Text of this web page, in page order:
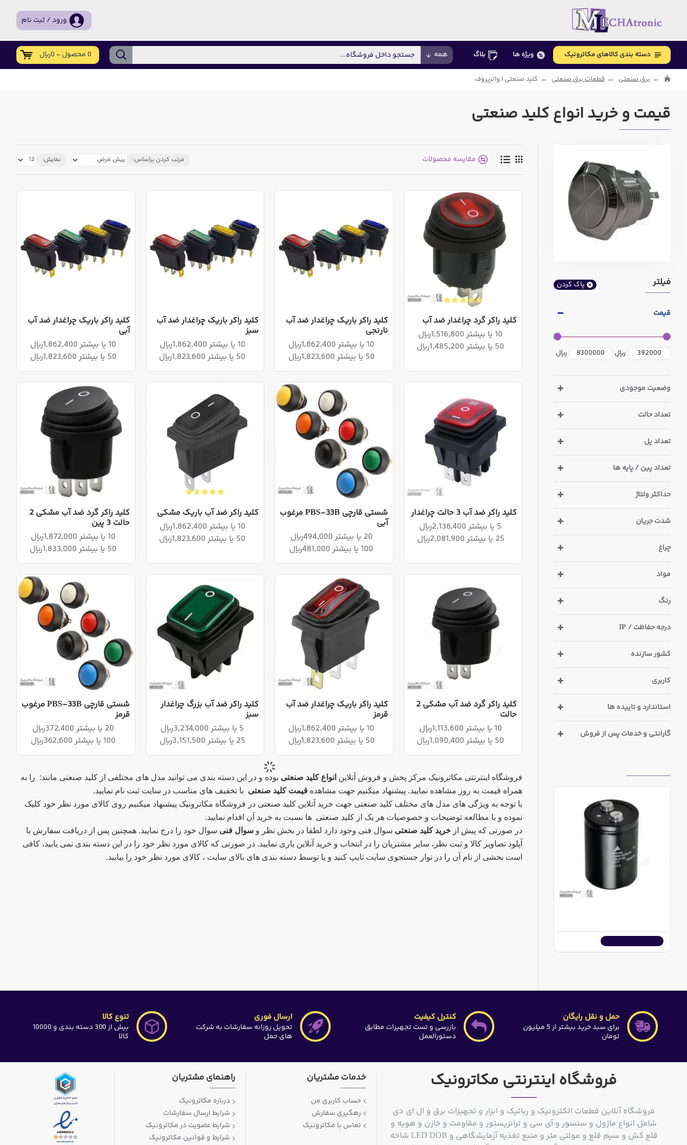
ورود / ثبت نام
دسته بندی کالاهای مکاترونیک ویژه ها بلاگ همه 0 محصول - 0ریال
برق صنعتی قطعات برق صنعتی کلید صنعتی | واترپروف
قیمت و خرید انواع کلید صنعتی
فیلتر پاک کردن
قیمت
ریال ریال
شدت جریان
تعداد پل
تعداد حالت
تعداد پین / پایه ها
حداکثر ولتاژ
استاندارد و تاییده ها
درجه حفاظت / IP
رنگ
مواد
چراغ
کاربری
گارانتی و خدمات پس از فروش
کشور سازنده
وضعیت موجودی
فروشگاه اینترنتی مکاترونیک مرکز پخش و فروش آنلاین انواع کلید صنعتی بوده و در این دسته بندی می توانید مدل های مختلفی از کلید صنعتی مانند: را به
همراه قیمت به روز مشاهده نمایید. پیشنهاد میکنیم جهت مشاهده قیمت کلید صنعتی با تخفیف های مناسب در سایت ثبت نام نمایید.
با توجه به ویژگی های مدل های مختلف کلید صنعتی جهت خرید آنلاین کلید صنعتی در فروشگاه مکاترونیک پیشنهاد میکنیم روی کالای مورد نظر خود کلیک
نموده و با مطالعه توضیحات و خصوصیات هر یک از کلید صنعتی ها نسبت به خرید آن اقدام نمایید.
در صورتی که پیش از خرید کلید صنعتی سوال فنی وجود دارد لطفا در بخش نظر و سوال فنی سوال خود را درج نمایید. همچنین پس از دریافت سفارش با
آپلود تصاویر کالا و ثبت نظر، سایر مشتریان را در انتخاب و خرید آنلاین یاری نمایید. در صورتی که کالای مورد نظر خود را در این دسته بندی نمی یابید، کافی
است بخشی از نام آن را در نوار جستجوی سایت تایپ کنید و یا توسط دسته بندی های بالای سایت ، کالای مورد نظر خود را بیابید.
مقایسه محصولات مرتب کردن براساس: نمایش:
کلید راکر گرد چراغدار ضد آب
10 یا بیشتر 1,516,800ریال
50 یا بیشتر 1,485,200ریال
کلید راکر باریک چراغدار ضد آب
نارنجی
10 یا بیشتر 1,862,400ریال
50 یا بیشتر 1,823,600ریال
کلید راکر باریک چراغدار ضد آب
سبز
10 یا بیشتر 1,862,400ریال
50 یا بیشتر 1,823,600ریال
کلید راکر باریک چراغدار ضد آب
آبی
10 یا بیشتر 1,862,400ریال
50 یا بیشتر 1,823,600ریال
کلید راکر ضد آب 3 حالت چراغدار
5 یا بیشتر 2,136,400ریال
25 یا بیشتر 2,081,900ریال
شستی قارچی PBS-33B مرغوب
آبی
20 یا بیشتر 494,000ریال
100 یا بیشتر 481,000ریال
کلید راکر ضد آب باریک مشکی
10 یا بیشتر 1,862,400ریال
50 یا بیشتر 1,823,600ریال
کلید راکر گرد ضد آب مشکی 2
حالت 3 پین
10 یا بیشتر 1,872,000ریال
50 یا بیشتر 1,833,000ریال
کلید راکر گرد ضد آب مشکی 2
حالت
10 یا بیشتر 1,113,600ریال
50 یا بیشتر 1,090,400ریال
کلید راکر باریک چراغدار ضد آب
قرمز
10 یا بیشتر 1,862,400ریال
50 یا بیشتر 1,823,600ریال
کلید راکر ضد آب بزرگ چراغدار
سبز
5 یا بیشتر 3,234,000ریال
25 یا بیشتر 3,151,500ریال
شستی قارچی PBS-33B مرغوب
قرمز
20 یا بیشتر 372,400ریال
100 یا بیشتر 362,600ریال
حمل و نقل رایگان
برای سبد خرید بیشتر از 5 میلیون
تومان
کنترل کیفیت
بازرسی و تست تجهیزات مطابق
دستورالعمل
ارسال فوری
تحویل روزانه سفارشات به شرکت
های حمل
تنوع کالا
بیش از 300 دسته بندی و 10000
کالا
فروشگاه اینترنتی مکاترونیک
فروشگاه آنلاین قطعات الکترونیک و رباتیک و ابزار و تجهیزات برق و ال ای دی
شامل انواع ماژول و سنسور و آی سی و ترانزیستور و مقاومت و خازن و هویه و
قلع کش و سیم قلع و مولتی متر و منبع تغذیه آزمایشگاهی و LED DOB شاخه
خدمات مشتریان
حساب کاربری من
رهگیری سفارش
تماس با مکاترونیک
راهنمای مشتریان
درباره مکاترونیک
شرایط ارسال سفارشات
شرایط عضویت در مکاترونیک
شرایط و قوانین مکاترونیک